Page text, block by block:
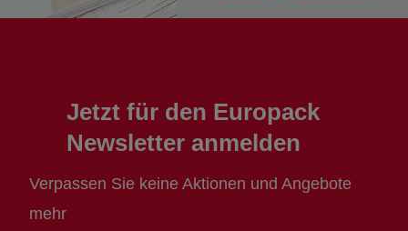
Jetzt für den Europack
Newsletter anmelden
Verpassen Sie keine Aktionen und Angebote
mehr